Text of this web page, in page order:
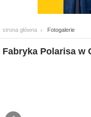
strona główna Fotogalerie
Fabryka Polarisa w